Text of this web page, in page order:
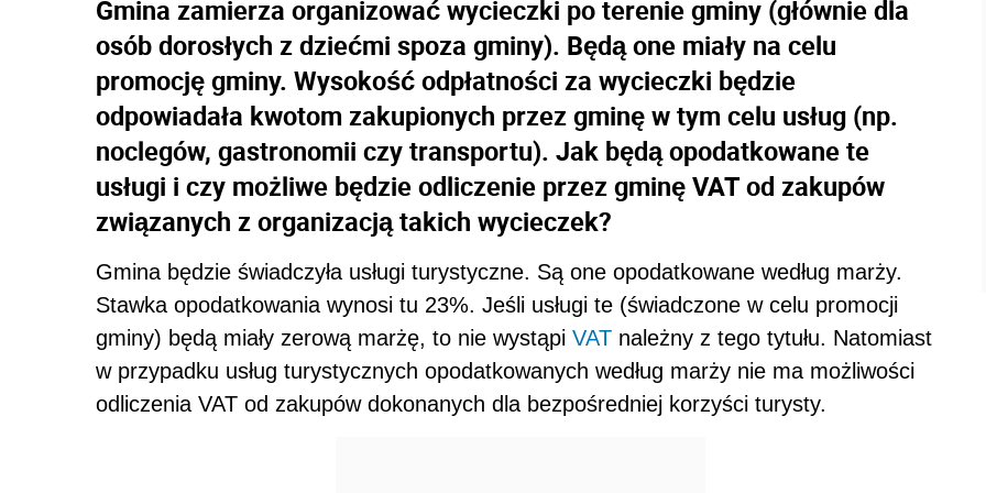
Gmina zamierza organizować wycieczki po terenie gminy (głównie dla
osób dorosłych z dziećmi spoza gminy). Będą one miały na celu
promocję gminy. Wysokość odpłatności za wycieczki będzie
odpowiadała kwotom zakupionych przez gminę w tym celu usług (np.
noclegów, gastronomii czy transportu). Jak będą opodatkowane te
usługi i czy możliwe będzie odliczenie przez gminę VAT od zakupów
związanych z organizacją takich wycieczek?
Gmina będzie świadczyła usługi turystyczne. Są one opodatkowane według marży.
Stawka opodatkowania wynosi tu 23%. Jeśli usługi te (świadczone w celu promocji
gminy) będą miały zerową marżę, to nie wystąpi VAT należny z tego tytułu. Natomiast
w przypadku usług turystycznych opodatkowanych według marży nie ma możliwości
odliczenia VAT od zakupów dokonanych dla bezpośredniej korzyści turysty.